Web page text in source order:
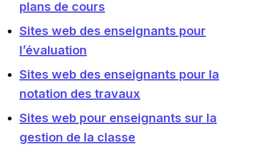
plans de cours
Sites web des enseignants pour
l’évaluation
Sites web des enseignants pour la
notation des travaux
Sites web pour enseignants sur la
gestion de la classe